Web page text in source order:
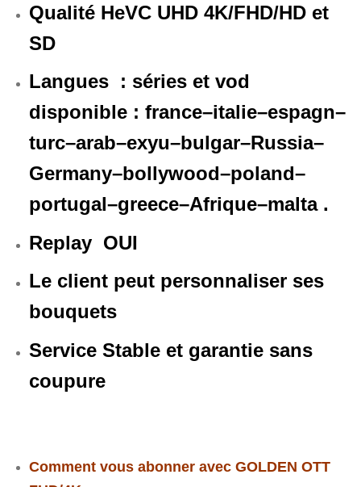
Qualité HeVC UHD 4K/FHD/HD et
SD
Langues : séries et vod
disponible : france–italie–espagn–
turc–arab–exyu–bulgar–Russia–
Germany–bollywood–poland–
portugal–greece–Afrique–malta .
Replay OUI
Le client peut personnaliser ses
bouquets
Service Stable et garantie sans
coupure
Comment vous abonner avec GOLDEN OTT